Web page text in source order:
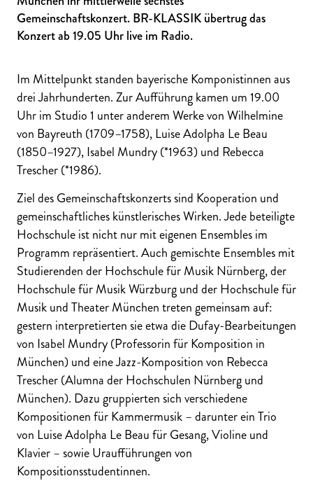
Gemeinschaftskonzert. BR-KLASSIK übertrug das
Konzert ab 19.05 Uhr live im Radio.
Im Mittelpunkt standen bayerische Komponistinnen aus
drei Jahrhunderten. Zur Aufführung kamen um 19.00
Uhr im Studio 1 unter anderem Werke von Wilhelmine
von Bayreuth (1709–1758), Luise Adolpha Le Beau
(1850–1927), Isabel Mundry (*1963) und Rebecca
Trescher (*1986).
Ziel des Gemeinschaftskonzerts sind Kooperation und
gemeinschaftliches künstlerisches Wirken. Jede beteiligte
Hochschule ist nicht nur mit eigenen Ensembles im
Programm repräsentiert. Auch gemischte Ensembles mit
Studierenden der Hochschule für Musik Nürnberg, der
Hochschule für Musik Würzburg und der Hochschule für
Musik und Theater München treten gemeinsam auf:
gestern interpretierten sie etwa die Dufay-Bearbeitungen
von Isabel Mundry (Professorin für Komposition in
München) und eine Jazz-Komposition von Rebecca
Trescher (Alumna der Hochschulen Nürnberg und
München). Dazu gruppierten sich verschiedene
Kompositionen für Kammermusik – darunter ein Trio
von Luise Adolpha Le Beau für Gesang, Violine und
Klavier – sowie Uraufführungen von
Kompositionsstudentinnen.